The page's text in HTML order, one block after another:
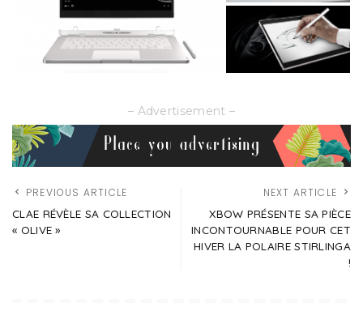
– Advertisement –
PREVIOUS ARTICLE
CLAE RÉVÈLE SA COLLECTION
« OLIVE »
NEXT ARTICLE
XBOW PRÉSENTE SA PIÈCE
INCONTOURNABLE POUR CET
HIVER LA POLAIRE STIRLINGA
!